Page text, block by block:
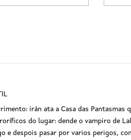
irán ata a Casa das Pantasmas
do lugar: dende o vampiro de
e despois pasar por varios perigos,